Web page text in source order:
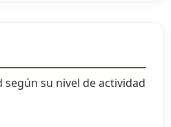
según su nivel de actividad